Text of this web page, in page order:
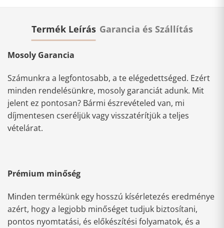
Termék Leírás Garancia és Szállítás
Mosoly Garancia
Számunkra a legfontosabb, a te elégedettséged. Ezért
minden rendelésünkre, mosoly garanciát adunk. Mit
jelent ez pontosan? Bármi észrevételed van, mi
díjmentesen cseréljük vagy visszatérítjük a teljes
vételárat.
Prémium minőség
Minden termékünk egy hosszú kísérletezés eredménye
azért, hogy a legjobb minőséget tudjuk biztosítani,
pontos nyomtatási, és előkészítési folyamatok, és a